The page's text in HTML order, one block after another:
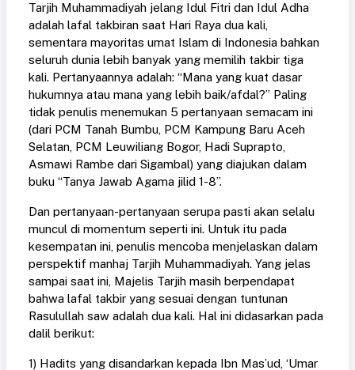
Tarjih Muhammadiyah jelang Idul Fitri dan Idul Adha
adalah lafal takbiran saat Hari Raya dua kali,
sementara mayoritas umat Islam di Indonesia bahkan
seluruh dunia lebih banyak yang memilih takbir tiga
kali. Pertanyaannya adalah: “Mana yang kuat dasar
hukumnya atau mana yang lebih baik/afdal?” Paling
tidak penulis menemukan 5 pertanyaan semacam ini
(dari PCM Tanah Bumbu, PCM Kampung Baru Aceh
Selatan, PCM Leuwiliang Bogor, Hadi Suprapto,
Asmawi Rambe dari Sigambal) yang diajukan dalam
buku “Tanya Jawab Agama jilid 1-8”.
Dan pertanyaan-pertanyaan serupa pasti akan selalu
muncul di momentum seperti ini. Untuk itu pada
kesempatan ini, penulis mencoba menjelaskan dalam
perspektif manhaj Tarjih Muhammadiyah. Yang jelas
sampai saat ini, Majelis Tarjih masih berpendapat
bahwa lafal takbir yang sesuai dengan tuntunan
Rasulullah saw adalah dua kali. Hal ini didasarkan pada
dalil berikut:
1) Hadits yang disandarkan kepada Ibn Mas’ud, ‘Umar